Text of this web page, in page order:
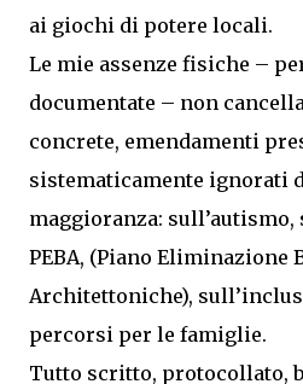
ai giochi di potere locali.
Le mie assenze fisiche –
documentate – non
concrete, emendamenti
sistematicamente ignorati
maggioranza: sull’autismo,
PEBA, (Piano Eliminazione
Architettoniche),
percorsi per le famiglie.
Tutto scritto, protocollato,